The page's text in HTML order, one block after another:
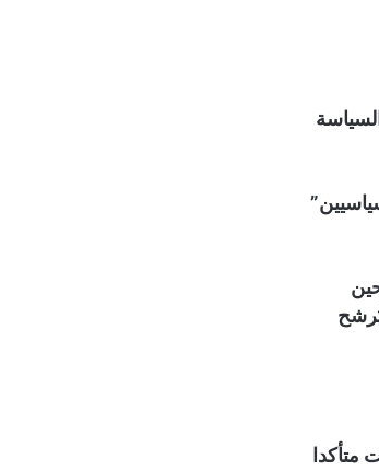
إريك، البالغ من العمر 41 عاما، عن السياسة
انتخابات يُرشح